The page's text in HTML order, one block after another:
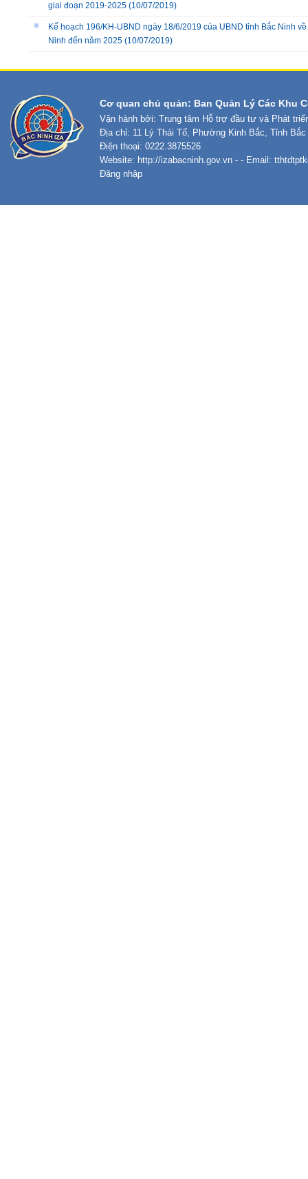
giai đoạn 2019-2025 (10/07/2019)
Kế hoạch 196/KH-UBND ngày 18/6/2019 của UBND tỉnh Bắc Ninh
Ninh đến năm 2025 (10/07/2019)
Cơ quan chủ quản: Ban Quản Lý Các Khu
Vận hành bởi: Trung tâm Hỗ trợ đầu tư và Phát
Địa chỉ: 11 Lý Thái Tổ, Phường Kinh Bắc, Tỉnh Bắc
Điện thoại: 0222.3875526
Website: http://izabacninh.gov.vn - - Email:
Đăng nhập